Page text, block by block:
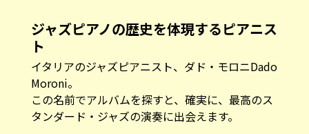
ジャズピアノの歴史を体現するピアニス
ト
イタリアのジャズピアニスト、ダド・モロニDado
Moroni。
この名前でアルバムを探すと、確実に、最高のス
タンダード・ジャズの演奏に出会えます。